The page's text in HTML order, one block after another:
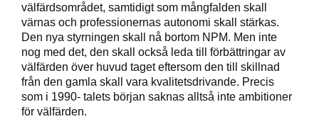
välfärdsområdet, samtidigt som mångfalden skall
värnas och professionernas autonomi skall stärkas.
Den nya styrningen skall nå bortom NPM. Men inte
nog med det, den skall också leda till förbättringar av
välfärden över huvud taget eftersom den till skillnad
från den gamla skall vara kvalitetsdrivande. Precis
som i 1990- talets början saknas alltså inte ambitioner
för välfärden.